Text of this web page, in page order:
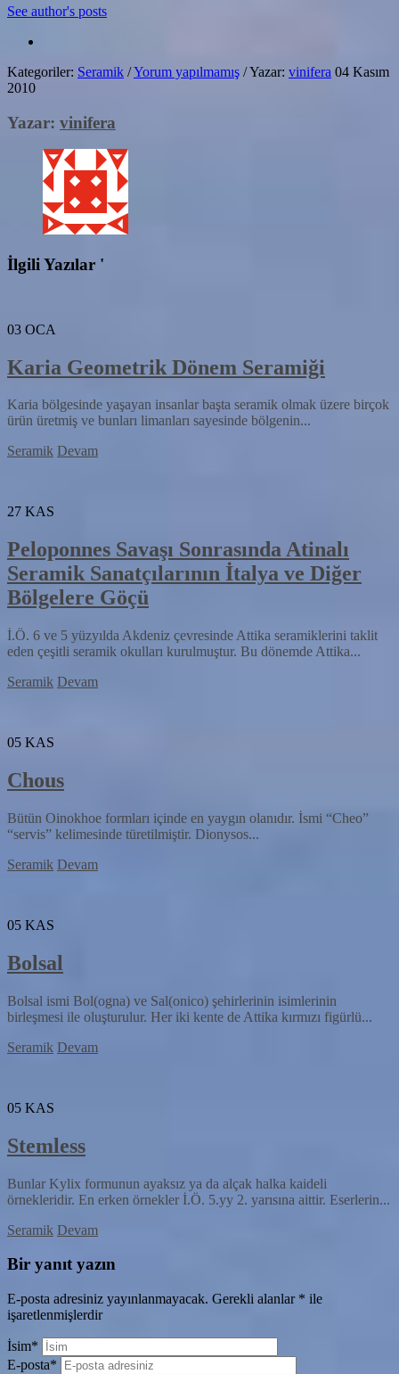
See author's posts
Kategoriler: Seramik /Yorum yapılmamış /Yazar: vinifera 04 Kasım
2010
Yazar: vinifera
İlgili Yazılar '
03 OCA
Karia Geometrik Dönem Seramiği
Karia bölgesinde yaşayan insanlar başta seramik olmak üzere birçok
ürün üretmiş ve bunları limanları sayesinde bölgenin...
Seramik Devam
27 KAS
Peloponnes Savaşı Sonrasında Atinalı
Seramik Sanatçılarının İtalya ve Diğer
Bölgelere Göçü
İ.Ö. 6 ve 5 yüzyılda Akdeniz çevresinde Attika seramiklerini taklit
eden çeşitli seramik okulları kurulmuştur. Bu dönemde Attika...
Seramik Devam
05 KAS
Chous
Bütün Oinokhoe formları içinde en yaygın olanıdır. İsmi “Cheo”
“servis” kelimesinde türetilmiştir. Dionysos...
Seramik Devam
05 KAS
Bolsal
Bolsal ismi Bol(ogna) ve Sal(onico) şehirlerinin isimlerinin
birleşmesi ile oluşturulur. Her iki kente de Attika kırmızı figürlü...
Seramik Devam
05 KAS
Stemless
Bunlar Kylix formunun ayaksız ya da alçak halka kaideli
örnekleridir. En erken örnekler İ.Ö. 5.yy 2. yarısına aittir. Eserlerin...
Seramik Devam
Bir yanıt yazın
E-posta adresiniz yayınlanmayacak. Gerekli alanlar * ile
işaretlenmişlerdir
İsim*
E-posta*